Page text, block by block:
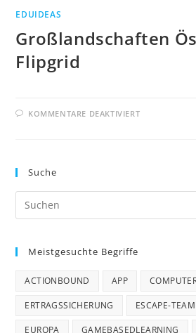
EDUIDEAS
Großlandschaften
Flipgrid
KOMMENTARE DEAKTIVIERTFÜR
Suche
Meistgesuchte Begriffe
ACTIONBOUND APP
ERTRAGSSICHERUNG ESCAPE-TEAM
EUROPA GAMEBASEDLEARNING